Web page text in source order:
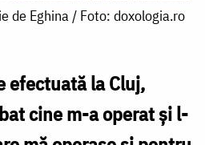
de Eghina / Foto: doxologia.ro
efectuată la Cluj,
cine m-a operat și l-